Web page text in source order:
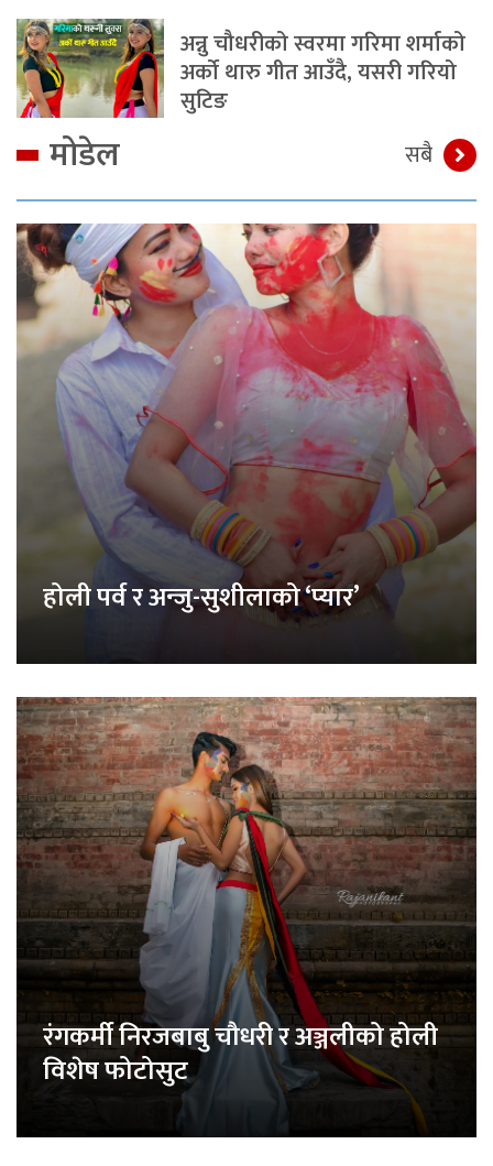
अन्नु चौधरीको स्वरमा गरिमा शर्माको
अर्को थारु गीत आउँदै, यसरी गरियो
सुटिङ
मोडेल सबै
होली पर्व र अन्जु-सुशीलाको ‘प्यार’
रंगकर्मी निरजबाबु चौधरी र अञ्जलीको होली
विशेष फोटोसुट